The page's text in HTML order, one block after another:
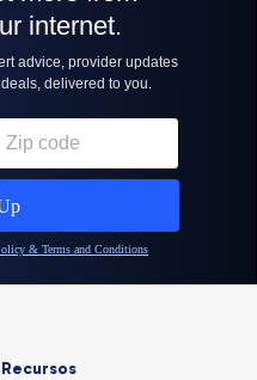
Recursos